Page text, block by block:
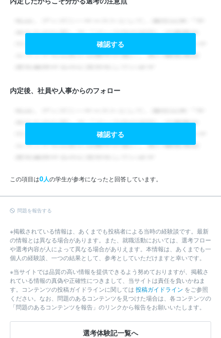
確認する
内定後、社員や人事からのフォロー
確認する
この項目は0人の学生が参考になったと回答しています。
問題を報告する
※掲載されている情報は、あくまでも投稿者による当時の経験談です。最新
の情報とは異なる場合があります。また、就職活動においては、選考フロー
や選考内容が人によって異なる場合がありえます。本情報は、あくまでも一
個人の経験談、一つの結果として、参考としていただけますと幸いです。
※当サイトでは品質の高い情報を提供できるよう努めておりますが、掲載さ
れている情報の真偽や正確性につきまして、当サイトは責任を負いかねま
す。コンテンツの投稿ガイドラインに関しては 投稿ガイドライン をご参照
ください。なお、問題のあるコンテンツを見つけた場合は、各コンテンツの
「問題のあるコンテンツを報告」のリンクから報告をお願いいたします。
選考体験記一覧へ